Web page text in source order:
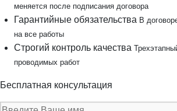
меняется после подписания договора
Гарантийные обязательства В
на все работы
Строгий контроль качества
проводимых работ
Бесплатная консультация